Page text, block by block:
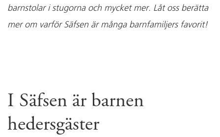
barnstolar i stugorna och mycket mer. Låt oss berätta
mer om varför Säfsen är många barnfamiljers favorit!
I Säfsen är barnen
hedersgäster